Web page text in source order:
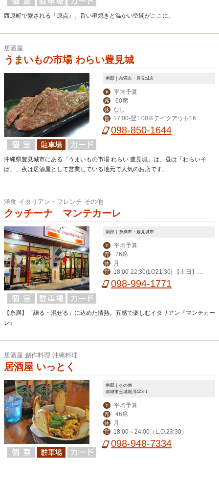
西原町で愛される「原点」。旨い串焼きと温かい空間がここに。
居酒屋
うまいもの市場 わらい豊見城
南部｜糸満市・豊見城市
￥ 平均予算
席 60席
休 なし
営
17:00-翌1:00※テイクアウト16:30
-20:30(受取:21:00まで)
098-850-1644
沖縄県豊見城市にある「うまいもの市場 わらい 豊見城」は、昼は「わらいそ
ば」、夜は居酒屋として営業している地元で人気のお店です。
洋食 イタリアン・フレンチ その他
クッチーナ マンテカーレ
南部｜糸満市・豊見城市
￥ 平均予算
席 26席
休 月
営
18:00-22:30(LO21:30) 【土日】 1
2:00-15:00(LO14:00) 18:00-22:30(LO
098-994-1771
【糸満】「練る・混ぜる」に込めた情熱。五感で楽しむイタリアン『マンテカー
レ』
居酒屋 創作料理 沖縄料理
居酒屋 いっとく
南部｜その他
南城市玉城堀川403-1
￥ 平均予算
席 46席
休 月
営 18:00～24:00（L.O.23:30）
098-948-7334